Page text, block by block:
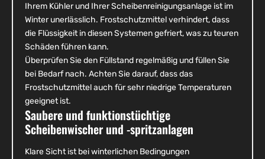
Ihrem Kühler und Ihrer Scheibenreinigungsanlage ist im
Winter unerlässlich. Frostschutzmittel verhindert, dass
die Flüssigkeit in diesen Systemen gefriert, was zu teuren
Schäden führen kann.
Überprüfen Sie den Füllstand regelmäßig und füllen Sie
bei Bedarf nach. Achten Sie darauf, dass das
Frostschutzmittel auch für sehr niedrige Temperaturen
geeignet ist.
Saubere und funktionstüchtige
Scheibenwischer und -spritzanlagen
Klare Sicht ist bei winterlichen Bedingungen